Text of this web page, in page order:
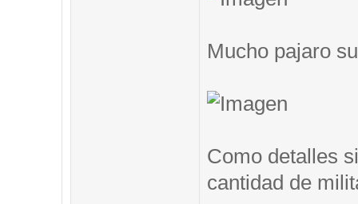
Mucho pajaro
Como detalles
cantidad de